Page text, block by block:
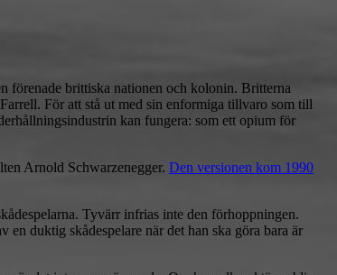
förenade brittiska nationen och kolonin. Britterna
För att stå ut med sin enformiga tillvaro som till
kan fungera: som ett opium för
Arnold Schwarzenegger. Den versionen kom 1990
Tyvärr infrias inte den förhoppningen.
duktig skådespelare när det han ska göra bara är